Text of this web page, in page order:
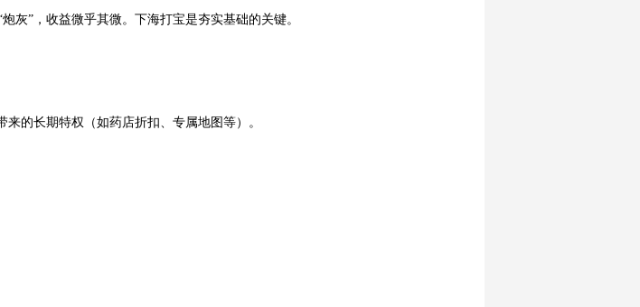
灰”，收益微乎其微。下海打宝是夯实基础的关键。
的长期特权（如药店折扣、专属地图等）。